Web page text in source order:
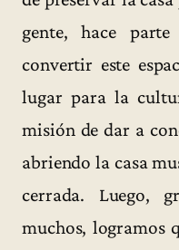
gente, hace
convertir este
lugar para la
misión de dar a
abriendo la casa
cerrada. Luego,
muchos, logramos